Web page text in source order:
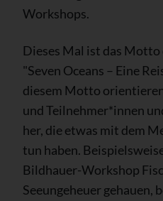
Workshops.
Dieses Mal ist das
"Seven Oceans – Eine
diesem Motto
und Teilnehmer*innen
her, die etwas mit dem
tun haben.
Bildhauer-Workshop
Seeungeheuer gehauen,